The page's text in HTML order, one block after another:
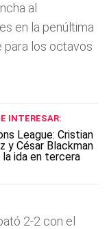
al
en la penúltima
para los octavos
INTERESAR:
League: Cristian
y César Blackman
la ida en tercera
2-2 con el